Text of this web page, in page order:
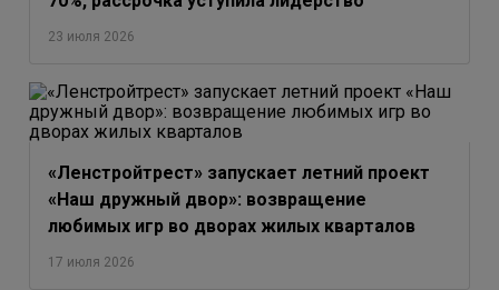
23 июля 2026
«Ленстройтрест» запускает летний проект
«Наш дружный двор»: возвращение
любимых игр во дворах жилых кварталов
17 июля 2026